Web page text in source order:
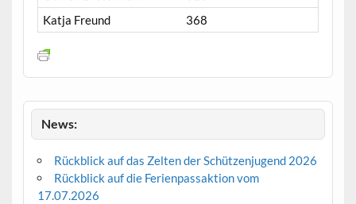
Katja Freund
368
News:
Rückblick auf das Zelten der Schützenjugend 2026
Rückblick auf die Ferienpassaktion vom
17.07.2026